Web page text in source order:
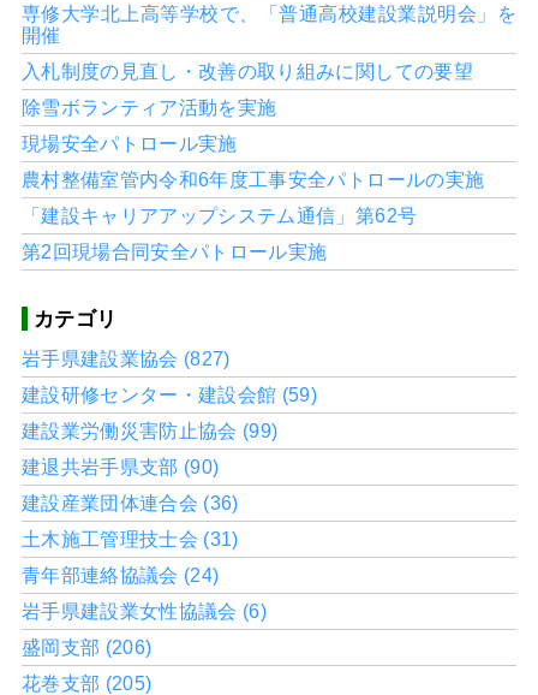
専修大学北上高等学校で、「普通高校建設業説明会」を
開催
入札制度の見直し・改善の取り組みに関しての要望
除雪ボランティア活動を実施
現場安全パトロール実施
農村整備室管内令和6年度工事安全パトロールの実施
「建設キャリアアップシステム通信」第62号
第2回現場合同安全パトロール実施
カテゴリ
岩手県建設業協会 (827)
建設研修センター・建設会館 (59)
建設業労働災害防止協会 (99)
建退共岩手県支部 (90)
建設産業団体連合会 (36)
土木施工管理技士会 (31)
青年部連絡協議会 (24)
岩手県建設業女性協議会 (6)
盛岡支部 (206)
花巻支部 (205)